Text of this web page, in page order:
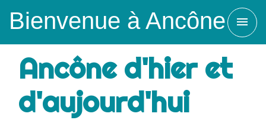
Bienvenue à Ancône menu
Ancône d'hier et
d'aujourd'hui